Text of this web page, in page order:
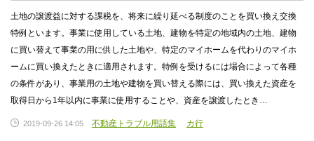
土地の譲渡益に対する課税を、将来に繰り延べる制度のことを買い換え交換
特例といます。事業に使用している土地、建物を特定の地域内の土地、建物
に買い替えて事業の用に供した土地や、特定のマイホームを代わりのマイホ
ームに買い換えたときに適用されます。特例を受けるには場合によって各種
の条件があり、事業用の土地や建物を買い替える際には、買い換えた資産を
取得日から1年以内に事業に使用することや、資産を譲渡したとき…
2019-09-26 14:05 不動産トラブル用語集 カ行